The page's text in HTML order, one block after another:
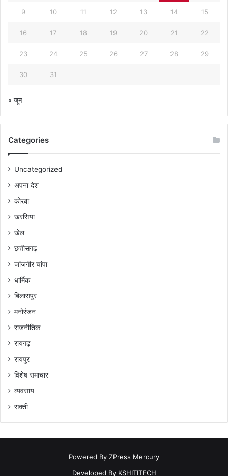
9 10 11 12 13 14 15
16 17 18 19 20 21 22
23 24 25 26 27 28 29
30 31
« जून
Categories
Uncategorized
अपना देश
कोरबा
खरसिया
खेल
छत्तीसगढ़
जांजगीर चांपा
धार्मिक
बिलासपुर
मनोरंजन
राजनीतिक
रायगढ़
रायपुर
विशेष समाचार
व्यवसाय
सक्ती
Powered By ZPress Mercury
Developed By KSHITITECH